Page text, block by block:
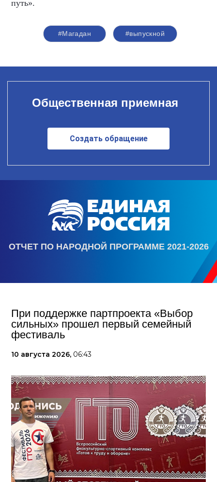
путь».
#Магадан #выпускной
Общественная приемная
Создать обращение
ОТЧЕТ ПО НАРОДНОЙ ПРОГРАММЕ 2021-2026
При поддержке партпроекта «Выбор
сильных» прошел первый семейный
фестиваль
10 августа 2026, 06:43